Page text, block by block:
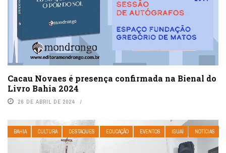
Cacau Novaes é presença confirmada na Bienal do
Livro Bahia 2024
26 DE ABRIL DE 2024
BAHIA CULTURA DESTAQUES EDUCAÇÃO EVENTOS IGUAÍ NOTÍCIAS